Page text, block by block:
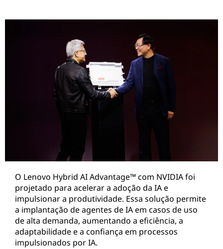
O Lenovo Hybrid AI Advantage™ com NVIDIA foi
projetado para acelerar a adoção da IA e
impulsionar a produtividade. Essa solução permite
a implantação de agentes de IA em casos de uso
de alta demanda, aumentando a eficiência, a
adaptabilidade e a confiança em processos
impulsionados por IA.